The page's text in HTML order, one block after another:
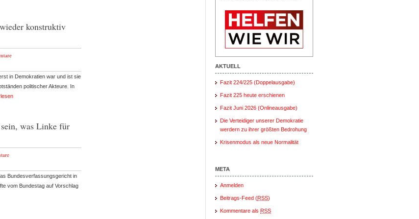
konstruktiv
in Demokratien war und ist sie
politischer Akteure. In
was Linke für
Bundesverfassungsgericht in
vom Bundestag auf Vorschlag
AKTUELL
Fazit 224/225 (Doppelausgabe)
Fazit 225 heute erschienen
Fazit Juni 2026 (Onlineausgabe)
Die Verteidiger unserer Demokratie
werdern zu ihrer größten Bedrohung
Krisenmodus als neue Normalität
META
Anmelden
Beitrags-Feed (RSS)
Kommentare als RSS